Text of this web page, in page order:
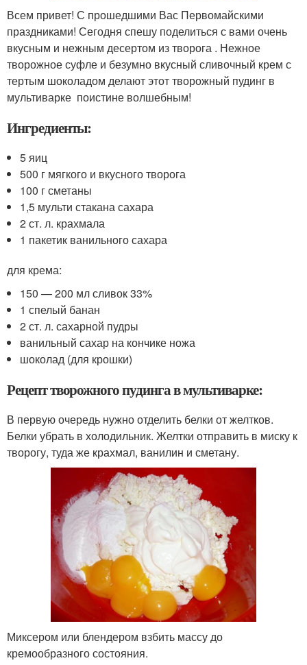
Всем привет! С прошедшими Вас Первомайскими
праздниками! Сегодня спешу поделиться с вами очень
вкусным и нежным десертом из творога . Нежное
творожное суфле и безумно вкусный сливочный крем с
тертым шоколадом делают этот творожный пудинг в
мультиварке поистине волшебным!
Ингредиенты:
5 яиц
500 г мягкого и вкусного творога
100 г сметаны
1,5 мульти стакана сахара
2 ст. л. крахмала
1 пакетик ванильного сахара
для крема:
150 — 200 мл сливок 33%
1 спелый банан
2 ст. л. сахарной пудры
ванильный сахар на кончике ножа
шоколад (для крошки)
Рецепт творожного пудинга в мультиварке:
В первую очередь нужно отделить белки от желтков.
Белки убрать в холодильник. Желтки отправить в миску к
творогу, туда же крахмал, ванилин и сметану.
Миксером или блендером взбить массу до
кремообразного состояния.